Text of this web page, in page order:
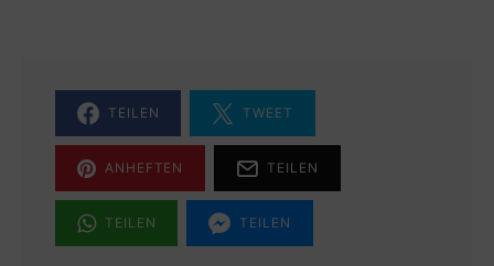
TEILEN TWEET
ANHEFTEN TEILEN
TEILEN TEILEN